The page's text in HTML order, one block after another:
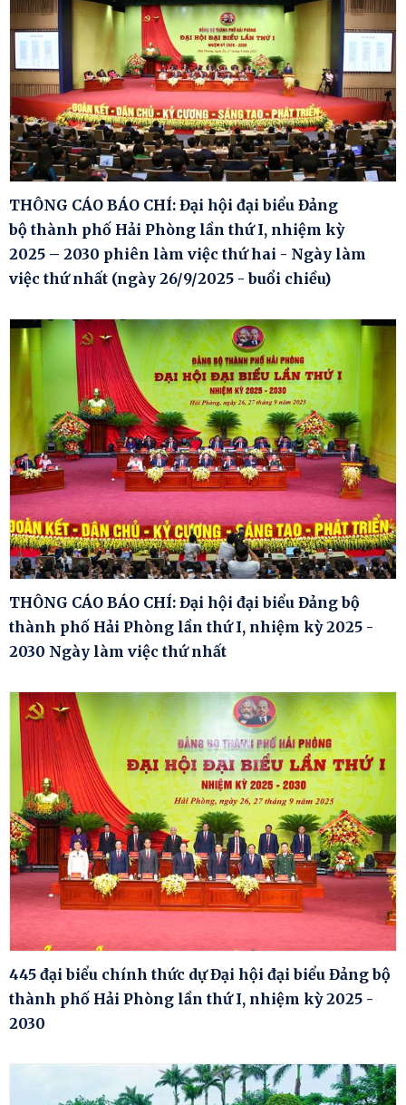
THÔNG CÁO BÁO CHÍ: Đại hội đại biểu Đảng
bộ thành phố Hải Phòng lần thứ I, nhiệm kỳ
2025 – 2030 phiên làm việc thứ hai - Ngày làm
việc thứ nhất (ngày 26/9/2025 - buổi chiều)
THÔNG CÁO BÁO CHÍ: Đại hội đại biểu Đảng bộ
thành phố Hải Phòng lần thứ I, nhiệm kỳ 2025 -
2030 Ngày làm việc thứ nhất
445 đại biểu chính thức dự Đại hội đại biểu Đảng bộ
thành phố Hải Phòng lần thứ I, nhiệm kỳ 2025 -
2030